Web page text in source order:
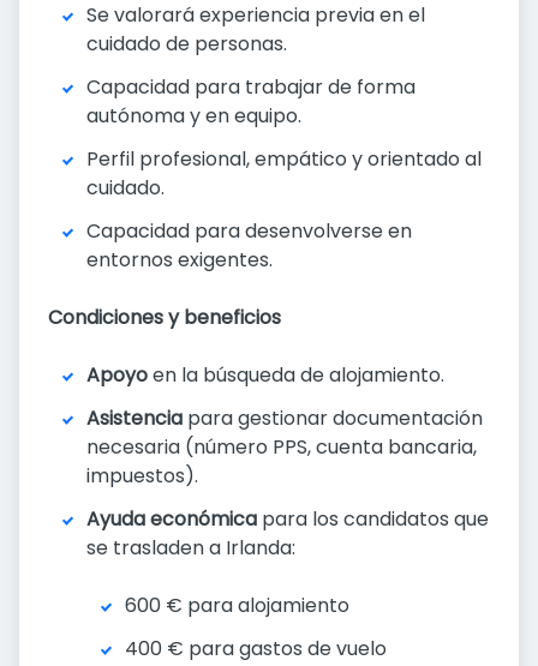
Se valorará experiencia previa en el
cuidado de personas.
Capacidad para trabajar de forma
autónoma y en equipo.
Perfil profesional, empático y orientado al
cuidado.
Capacidad para desenvolverse en
entornos exigentes.
Condiciones y beneficios
Apoyoen la búsqueda de alojamiento.
Asistencia para gestionar documentación
necesaria (número PPS, cuenta bancaria,
impuestos).
Ayuda económica para los candidatos que
se trasladen a Irlanda:
600 € para alojamiento
400 € para gastos de vuelo